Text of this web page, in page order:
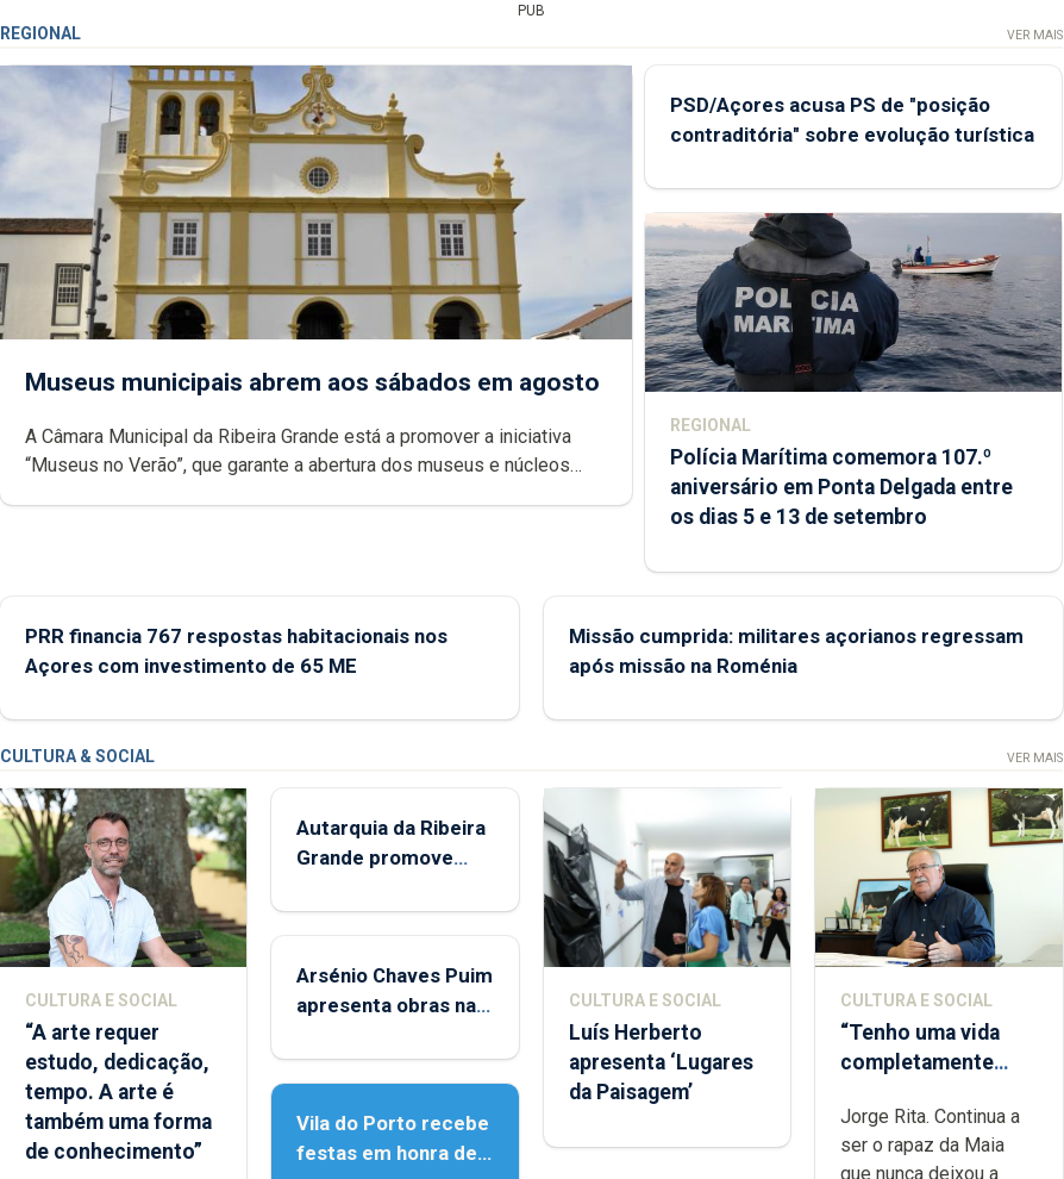
PUB
REGIONAL VER MAIS
Museus municipais abrem aos sábados em agosto
A Câmara Municipal da Ribeira Grande está a promover a iniciativa
“Museus no Verão”, que garante a abertura dos museus e núcleos
PSD/Açores acusa PS de "posição
contraditória" sobre evolução turística
REGIONAL
Polícia Marítima comemora 107.º
aniversário em Ponta Delgada entre
os dias 5 e 13 de setembro
PRR financia 767 respostas habitacionais nos
Açores com investimento de 65 ME
Missão cumprida: militares açorianos regressam
após missão na Roménia
CULTURA & SOCIAL VER MAIS
CULTURA E SOCIAL
“A arte requer
estudo, dedicação,
tempo. A arte é
também uma forma
de conhecimento”
Autarquia da Ribeira
Grande promove
Verão"
Arsénio Chaves Puim
apresenta obras na
Porto
Vila do Porto recebe
festas em honra de
CULTURA E SOCIAL
Luís Herberto
apresenta ‘Lugares
da Paisagem’
CULTURA E SOCIAL
“Tenho uma vida
completamente
dedicação, gosto e
muita paixão”
Jorge Rita. Continua a
ser o rapaz da Maia
que nunca deixou a